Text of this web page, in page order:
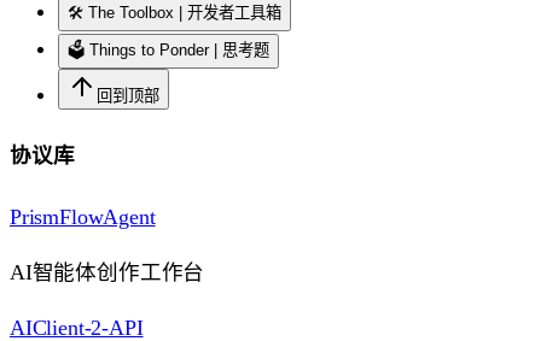
🛠️ The Toolbox | 开发者工具箱
🗳️ Things to Ponder | 思考题
回到顶部
协议库
PrismFlowAgent
AI智能体创作工作台
AIClient-2-API